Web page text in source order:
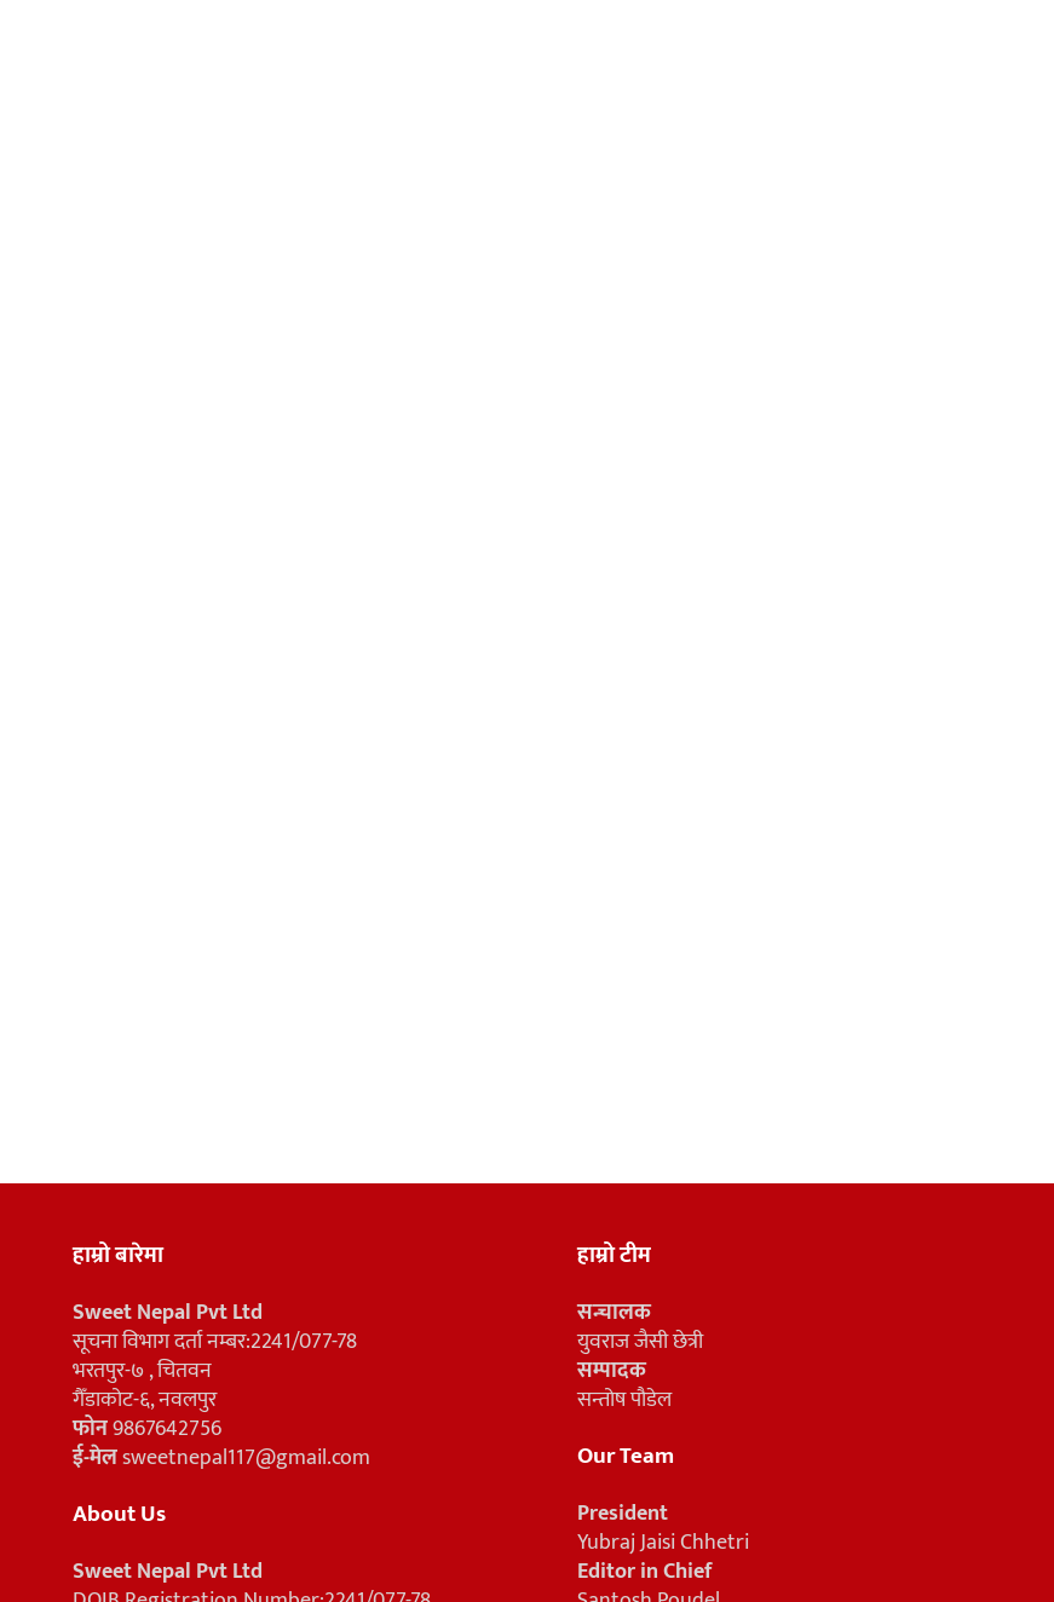
हाम्रो बारेमा
Sweet Nepal Pvt Ltd
सूचना विभाग दर्ता नम्बर:2241/077-78
भरतपुर-७ , चितवन
गैँडाकोट-६, नवलपुर
फोन9867642756
ई-मेलsweetnepal117@gmail.com
About Us
Sweet Nepal Pvt Ltd
हाम्रो टीम
सन्चालक
युवराज जैसी छेत्री
सम्पादक
सन्तोष पौडेल
Our Team
President
Yubraj Jaisi Chhetri
Editor in Chief